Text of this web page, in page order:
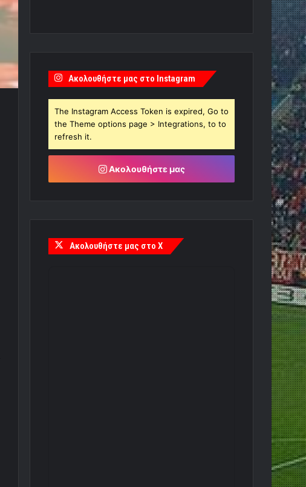
Ακολουθήστε μας στο Instagram
The Instagram Access Token is expired, Go to
the Theme options page > Integrations, to to
refresh it.
Ακολουθήστε μας
Ακολουθήστε μας στο X